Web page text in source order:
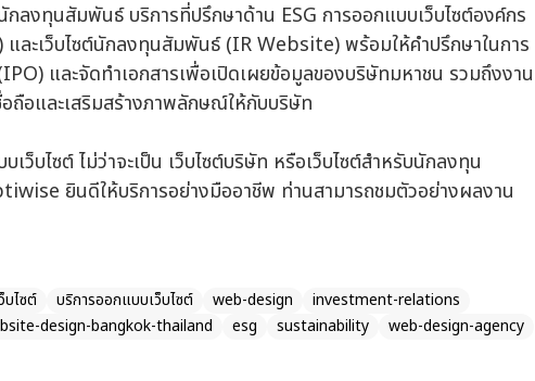
ลงทุนสัมพันธ์ บริการที่ปรึกษาด้าน ESG การออกแบบเว็บไซต์องค์กร
ะเว็บไซต์นักลงทุนสัมพันธ์ (IR Website) พร้อมให้คำปรึกษาในการ
และจัดทำเอกสารเพื่อเปิดเผยข้อมูลของบริษัทมหาชน รวมถึงงาน
ถือและเสริมสร้างภาพลักษณ์ให้กับบริษัท
ว็บไซต์ ไม่ว่าจะเป็น เว็บไซต์บริษัท หรือเว็บไซต์สำหรับนักลงทุน
ยินดีให้บริการอย่างมืออาชีพ ท่านสามารถชมตัวอย่างผลงาน
บไซต์ บริการออกแบบเว็บไซต์ web-design
investment-relations
design-bangkok-thailand esg sustainability web-design-agency